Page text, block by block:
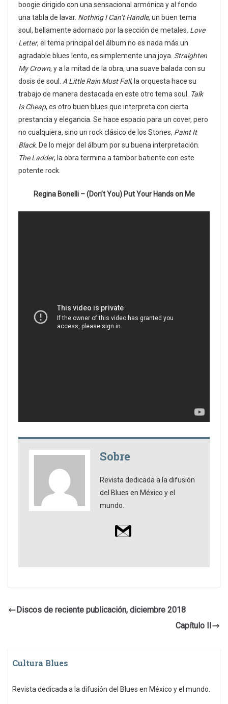
boogie dirigido con una sensacional armónica y al fondo
una tabla de lavar. Nothing I Can’t Handle, un buen tema
soul, bellamente adornado por la sección de metales. Love
Letter, el tema principal del álbum no es nada más un
agradable blues lento, es simplemente una joya. Straighten
My Crown, y a la mitad de la obra, una suave balada con su
dosis de soul. A Little Rain Must Fall, la orquesta hace su
trabajo de manera destacada en este otro tema soul. Talk
Is Cheap, es otro buen blues que interpreta con cierta
prestancia y elegancia. Se hace espacio para un cover, pero
no cualquiera, sino un rock clásico de los Stones, Paint It
Black. De lo mejor del álbum por su buena interpretación.
The Ladder, la obra termina a tambor batiente con este
potente rock.
Regina Bonelli – (Don’t You) Put Your Hands on Me
Sobre
Revista dedicada a la difusión
del Blues en México y el
mundo.
Discos de reciente publicación, diciembre 2018
Capítulo II
Cultura Blues
Revista dedicada a la difusión del Blues en México y el mundo.